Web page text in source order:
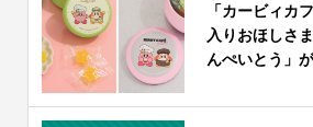
「カービィカ
入りおほしさ
んぺいとう」